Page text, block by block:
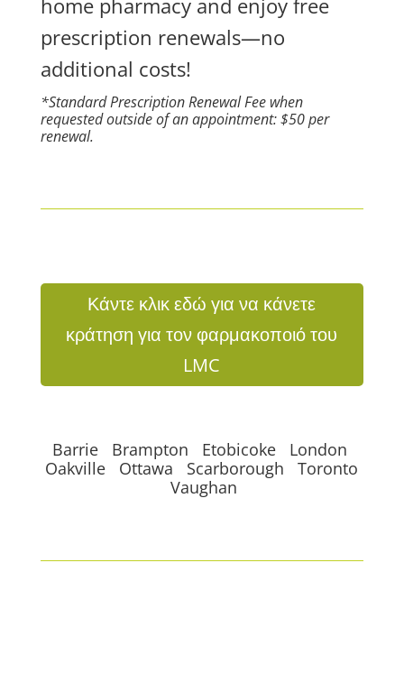
prescription renewals—no
additional costs!
*Standard Prescription Renewal Fee when
requested outside of an appointment: $50 per
renewal.
Κάντε κλικ εδώ για να κάνετε
κράτηση για τον φαρμακοποιό του
LMC
Barrie Brampton Etobicoke London
Oakville Ottawa Scarborough Toronto
Vaughan